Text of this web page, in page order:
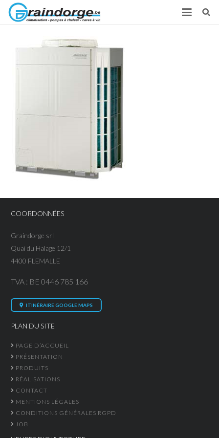
COORDONNÉES
Graindorge srl
Quai du Halage 12/1
4400 FLEMALLE
TVA : BE 0446 785 166
ITINÉRAIRE GOOGLE MAPS
PLAN DU SITE
PAGE D’ACCUEIL
PRÉSENTATION
PRODUITS
RÉALISATIONS
CONTACT
MENTIONS LÉGALES
CONDITIONS GÉNÉRALES RGPD
JOB